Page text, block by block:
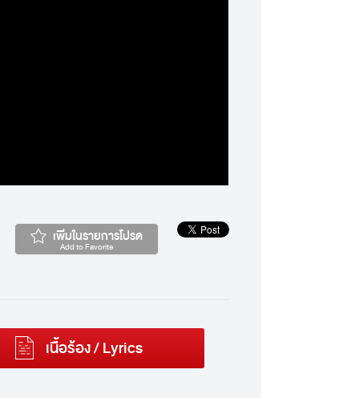
เพิ่มในรายการโปรด
Add to Favorite
เนื้อร้อง / Lyrics